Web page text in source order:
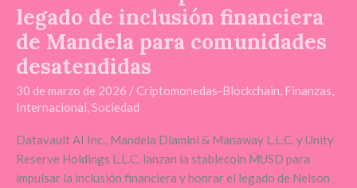
legado de inclusión financiera
de Mandela para comunidades
desatendidas
30 de marzo de 2026 /Criptomonedas-Blockchain, Finanzas,
Internacional,Sociedad
Datavault AI Inc., Mandela Dlamini & Manaway L.L.C. y Unity
Reserve Holdings L.L.C. lanzan la stablecoin MUSD para
impulsar la inclusión financiera y honrar el legado de Nelson
financiera
de
Mandela
para
comunidades
desatendidas